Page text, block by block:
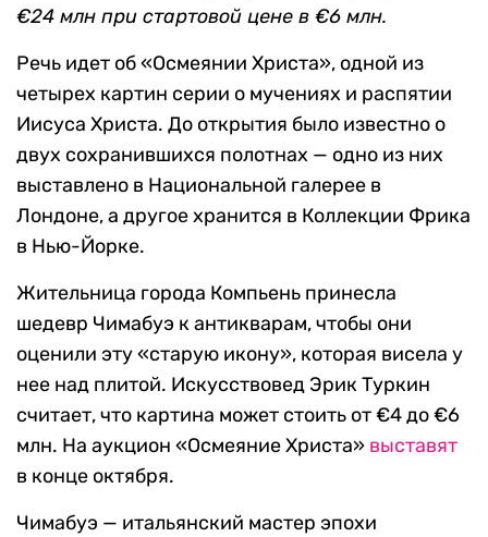
€24 млн при стартовой цене в €6 млн.
Речь идет об «Осмеянии Христа», одной из
четырех картин серии о мучениях и распятии
Иисуса Христа. До открытия было известно о
двух сохранившихся полотнах — одно из них
выставлено в Национальной галерее в
Лондоне, а другое хранится в Коллекции Фрика
в Нью-Йорке.
Жительница города Компьень принесла
шедевр Чимабуэ к антикварам, чтобы они
оценили эту «старую икону», которая висела у
нее над плитой. Искусствовед Эрик Туркин
считает, что картина может стоить от €4 до €6
млн. На аукцион «Осмеяние Христа» выставят
в конце октября.
Чимабуэ — итальянский мастер эпохи